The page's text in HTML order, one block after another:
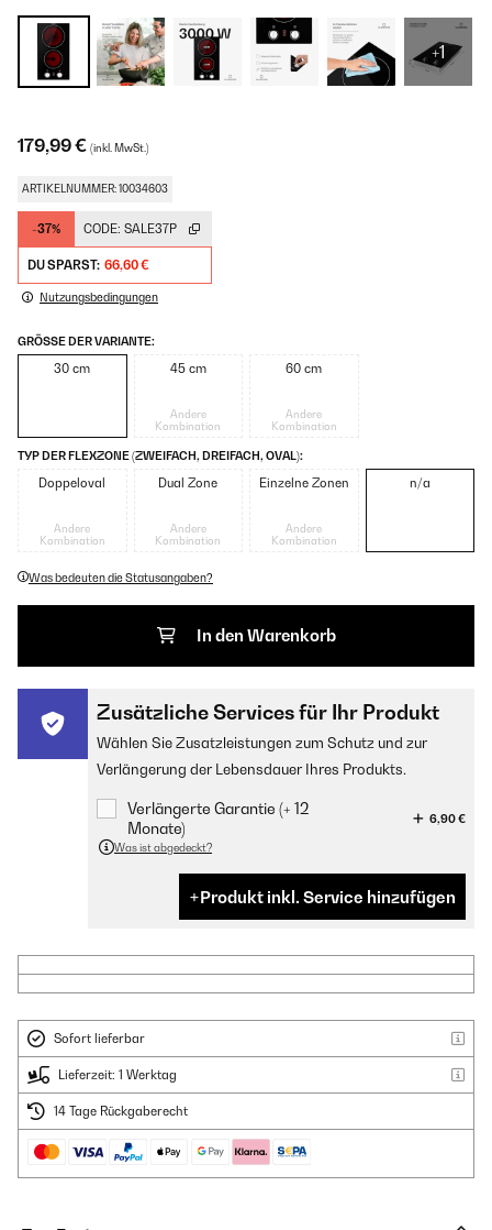
+1
179,99 € (inkl. MwSt.)
ARTIKELNUMMER: 10034603
-37% CODE: SALE37P
DU SPARST: 66,60 €
Nutzungsbedingungen
GRÖSSE DER VARIANTE:
30 cm 45 cm
Andere
Kombination
60 cm
Andere
Kombination
TYP DER FLEXZONE (ZWEIFACH, DREIFACH, OVAL):
Doppeloval
Andere
Kombination
Dual Zone
Andere
Kombination
Einzelne Zonen
Andere
Kombination
n/a
Was bedeuten die Statusangaben?
In den Warenkorb
Zusätzliche Services für Ihr Produkt
Wählen Sie Zusatzleistungen zum Schutz und zur
Verlängerung der Lebensdauer Ihres Produkts.
Verlängerte Garantie (+ 12
Monate)
6,90 €
Was ist abgedeckt?
Produkt inkl. Service hinzufügen
Sofort lieferbar
Lieferzeit: 1 Werktag
14 Tage Rückgaberecht